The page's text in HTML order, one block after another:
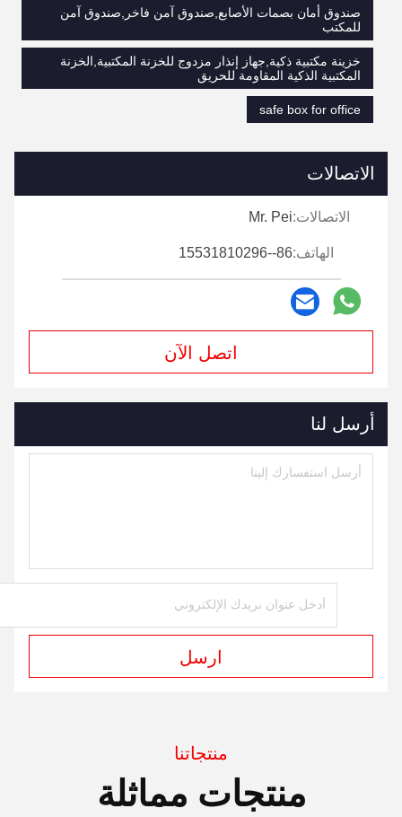
صندوق أمان بصمات الأصابع,صندوق آمن فاخر,صندوق آمن
للمكتب
خزينة مكتبية ذكية,جهاز إنذار مزدوج للخزنة المكتبية,الخزنة
المكتبية الذكية المقاومة للحريق
safe box for office
الاتصالات
الاتصالات:Mr. Pei
الهاتف:86--15531810296
اتصل الآن
أرسل لنا
ارسل
منتجاتنا
منتجات مماثلة